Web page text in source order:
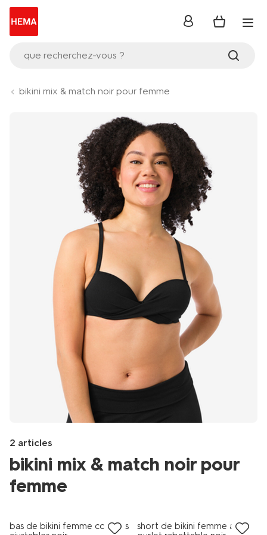
que recherchez-vous ?
se
bikini mix & match noir pour femme
set
image
2 articles
bikini mix & match noir pour
femme
be/elle-
Products
bas de bikini femme cordons
short de bikini femme avec